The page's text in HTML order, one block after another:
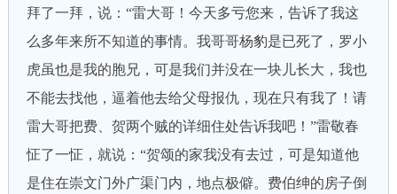
拜了一拜，说：“雷大哥！今天多亏您来，告诉了我这
么多年来所不知道的事情。我哥哥杨豹是已死了，罗小
虎虽也是我的胞兄，可是我们并没在一块儿长大，我也
不能去找他，逼着他去给父母报仇，现在只有我了！请
雷大哥把费、贺两个贼的详细住处告诉我吧！”雷敬春
怔了一怔，就说：“贺颂的家我没有去过，可是知道他
是住在崇文门外广渠门内，地点极僻。费伯绅的房子倒